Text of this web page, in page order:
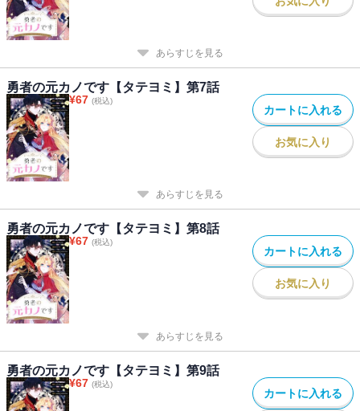
あらすじを見る
勇者の元カノです【タテヨミ】第7話
¥67 (税込)
カートに入れる
お気に入り
あらすじを見る
勇者の元カノです【タテヨミ】第8話
¥67 (税込)
カートに入れる
お気に入り
あらすじを見る
勇者の元カノです【タテヨミ】第9話
¥67 (税込)
カートに入れる